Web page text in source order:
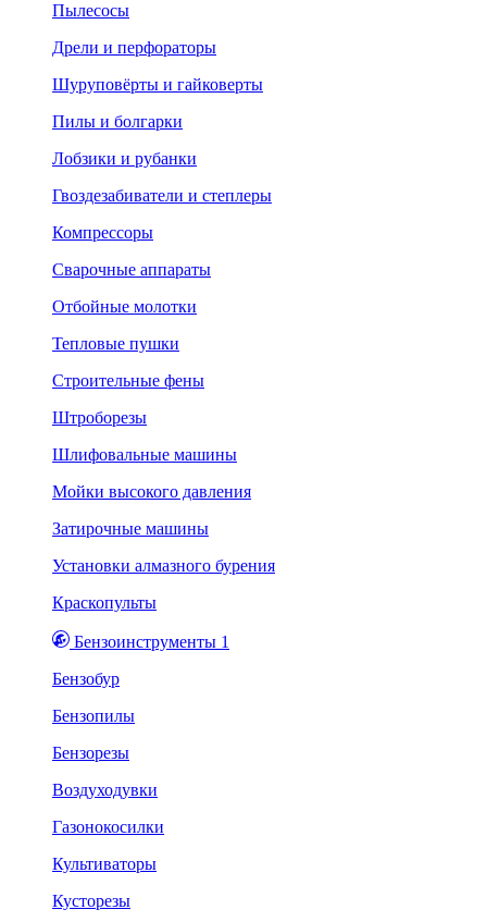
Пылесосы
Дрели и перфораторы
Шуруповёрты и гайковерты
Пилы и болгарки
Лобзики и рубанки
Гвоздезабиватели и степлеры
Компрессоры
Сварочные аппараты
Отбойные молотки
Тепловые пушки
Строительные фены
Штроборезы
Шлифовальные машины
Мойки высокого давления
Затирочные машины
Установки алмазного бурения
Краскопульты
Бензоинструменты 1
Бензобур
Бензопилы
Бензорезы
Воздуходувки
Газонокосилки
Культиваторы
Кусторезы